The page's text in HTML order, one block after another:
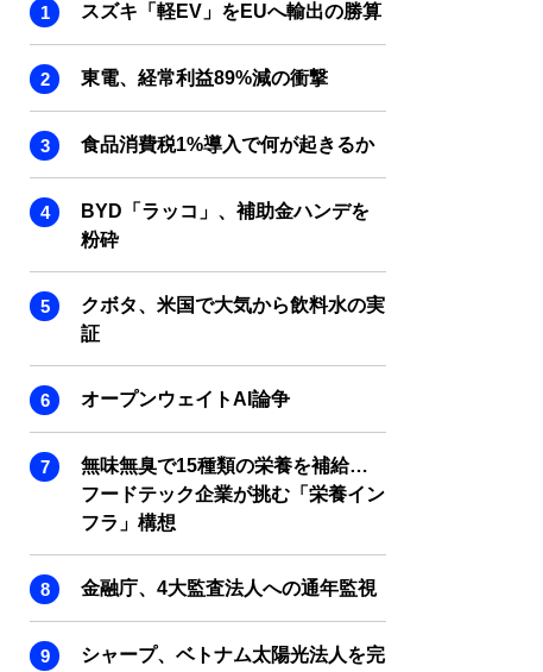
スズキ「軽EV」をEUへ輸出の勝算
東電、経常利益89%減の衝撃
食品消費税1%導入で何が起きるか
BYD「ラッコ」、補助金ハンデを
粉砕
クボタ、米国で大気から飲料水の実
証
オープンウェイトAI論争
無味無臭で15種類の栄養を補給…
フードテック企業が挑む「栄養イン
フラ」構想
金融庁、4大監査法人への通年監視
シャープ、ベトナム太陽光法人を完
INBOUND JOURNAL
LIFE ENDING JOURNAL
AI JOURNAL
REAL ESTATE BROKERAGE JOURNAL
SMART MARKETING JOURNAL
BPaaS JOURNAL
ADOPTABLE DOG JOURNAL